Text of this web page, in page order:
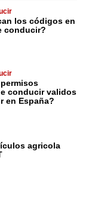
los códigos en
conducir?
conducir validos
en España?
agricola